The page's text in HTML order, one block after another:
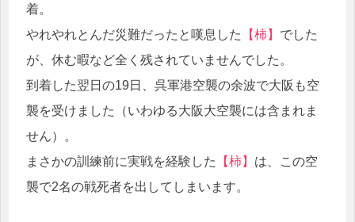
着。
やれやれとんだ災難だったと嘆息した
【柿】 でした
が、休む暇など全く残されていませんでした。
到着した翌日の19日、呉軍港空襲の余波で大阪も空
襲を受けました（いわゆる大阪大空襲には含まれま
せん）。
まさかの訓練前に実戦を経験した
【柿】 は、この空
襲で2名の戦死者を出してしまいます。